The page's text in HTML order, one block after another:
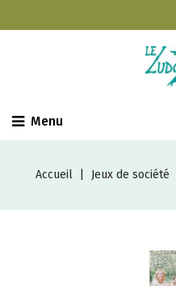
Menu
Accueil Jeux de société